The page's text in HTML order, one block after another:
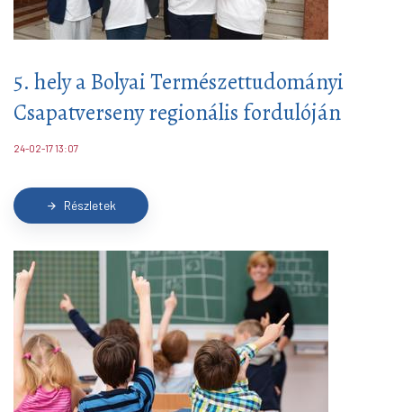
5. hely a Bolyai Természettudományi
Csapatverseny regionális fordulóján
24-02-17 13:07
arrow_forward Részletek